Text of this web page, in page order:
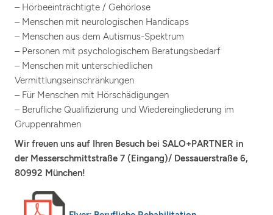
– Hörbeeinträchtigte / Gehörlose
– Menschen mit neurologischen Handicaps
– Menschen aus dem Autismus-Spektrum
– Personen mit psychologischem Beratungsbedarf
– Menschen mit unterschiedlichen
Vermittlungseinschränkungen
– Für Menschen mit Hörschädigungen
– Berufliche Qualifizierung und Wiedereingliederung im
Gruppenrahmen
Wir freuen uns auf Ihren Besuch bei SALO+PARTNER in
der Messerschmittstraße 7 (Eingang)/ Dessauerstraße 6,
80992 München!